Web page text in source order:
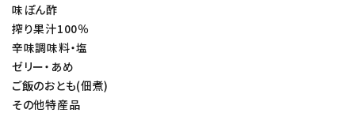
味ぽん酢
搾り果汁100％
辛味調味料・塩
ゼリー・あめ
ご飯のおとも(佃煮)
その他特産品